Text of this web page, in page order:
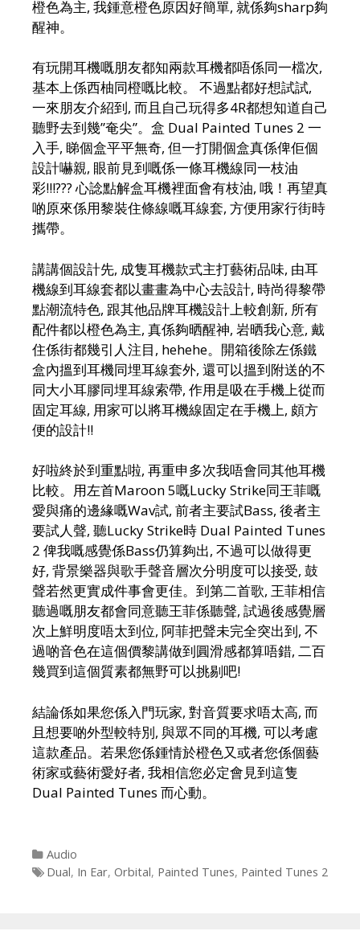
橙色為主, 我鍾意橙色原因好簡單, 就係夠sharp夠
醒神。
有玩開耳機嘅朋友都知兩款耳機都唔係同一檔次,
基本上係西柚同橙嘅比較。 不過點都好想試試,
一來朋友介紹到, 而且自己玩得多4R都想知道自己
聽野去到幾”奄尖”。盒 Dual Painted Tunes 2 一
入手, 睇個盒平平無奇, 但一打開個盒真係俾佢個
設計嚇親, 眼前見到嘅係一條耳機線同一枝油
彩!!!??? 心諗點解盒耳機裡面會有枝油, 哦！再望真
啲原來係用黎裝住條線嘅耳線套, 方便用家行街時
攜帶。
講講個設計先, 成隻耳機款式主打藝術品味, 由耳
機線到耳線套都以畫畫為中心去設計, 時尚得黎帶
點潮流特色, 跟其他品牌耳機設計上較創新, 所有
配件都以橙色為主, 真係夠晒醒神, 岩晒我心意, 戴
住係街都幾引人注目, hehehe。開箱後除左係鐵
盒內搵到耳機同埋耳線套外, 還可以搵到附送的不
同大小耳膠同埋耳線索帶, 作用是吸在手機上從而
固定耳線, 用家可以將耳機線固定在手機上, 頗方
便的設計!!
好啦終於到重點啦, 再重申多次我唔會同其他耳機
比較。用左首Maroon 5嘅Lucky Strike同王菲嘅
愛與痛的邊緣嘅Wav試, 前者主要試Bass, 後者主
要試人聲, 聽Lucky Strike時 Dual Painted Tunes
2 俾我嘅感覺係Bass仍算夠出, 不過可以做得更
好, 背景樂器與歌手聲音層次分明度可以接受, 鼓
聲若然更實成件事會更佳。到第二首歌, 王菲相信
聽過嘅朋友都會同意聽王菲係聽聲, 試過後感覺層
次上鮮明度唔太到位, 阿菲把聲未完全突出到, 不
過啲音色在這個價黎講做到圓滑感都算唔錯, 二百
幾買到這個質素都無野可以挑剔吧!
結論係如果您係入門玩家, 對音質要求唔太高, 而
且想要啲外型較特別, 與眾不同的耳機, 可以考慮
這款產品。若果您係鍾情於橙色又或者您係個藝
術家或藝術愛好者, 我相信您必定會見到這隻
Dual Painted Tunes 而心動。
Categories
Audio
Tags
Dual, In Ear, Orbital, Painted Tunes, Painted Tunes 2